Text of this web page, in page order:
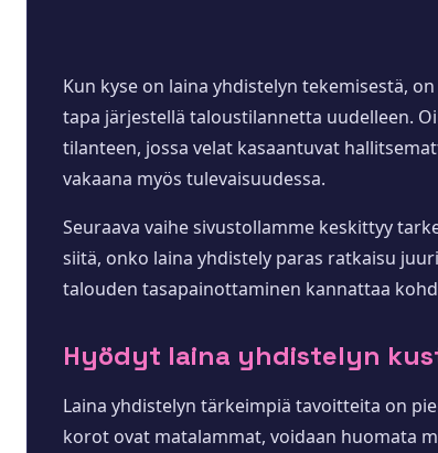
Kun kyse on laina yhdistelyn tekemisestä,
tapa järjestellä taloustilannetta uudelleen.
tilanteen, jossa velat kasaantuvat
vakaana myös tulevaisuudessa.
Seuraava vaihe sivustollamme keskittyy
siitä, onko laina yhdistely paras ratkaisu
talouden tasapainottaminen kannattaa
Hyödyt laina yhdistelyn
Laina yhdistelyn tärkeimpiä tavoitteita on
korot ovat matalammat, voidaan huomata